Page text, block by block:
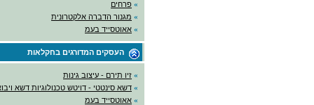
» פרחים
» מגנור הדברה אלקטרונית
» אאוטסייד בעמ
העסקים המדורגים בחקלאות
» זיו תירם - עיצוב גינות
» דשא סינטטי - דויטש טכנולוגיות דשא
» אאוטסייד בעמ